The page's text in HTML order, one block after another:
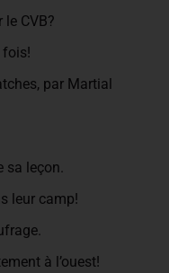
CVB?
par Martial
sa leçon.
leur camp!
à l’ouest!